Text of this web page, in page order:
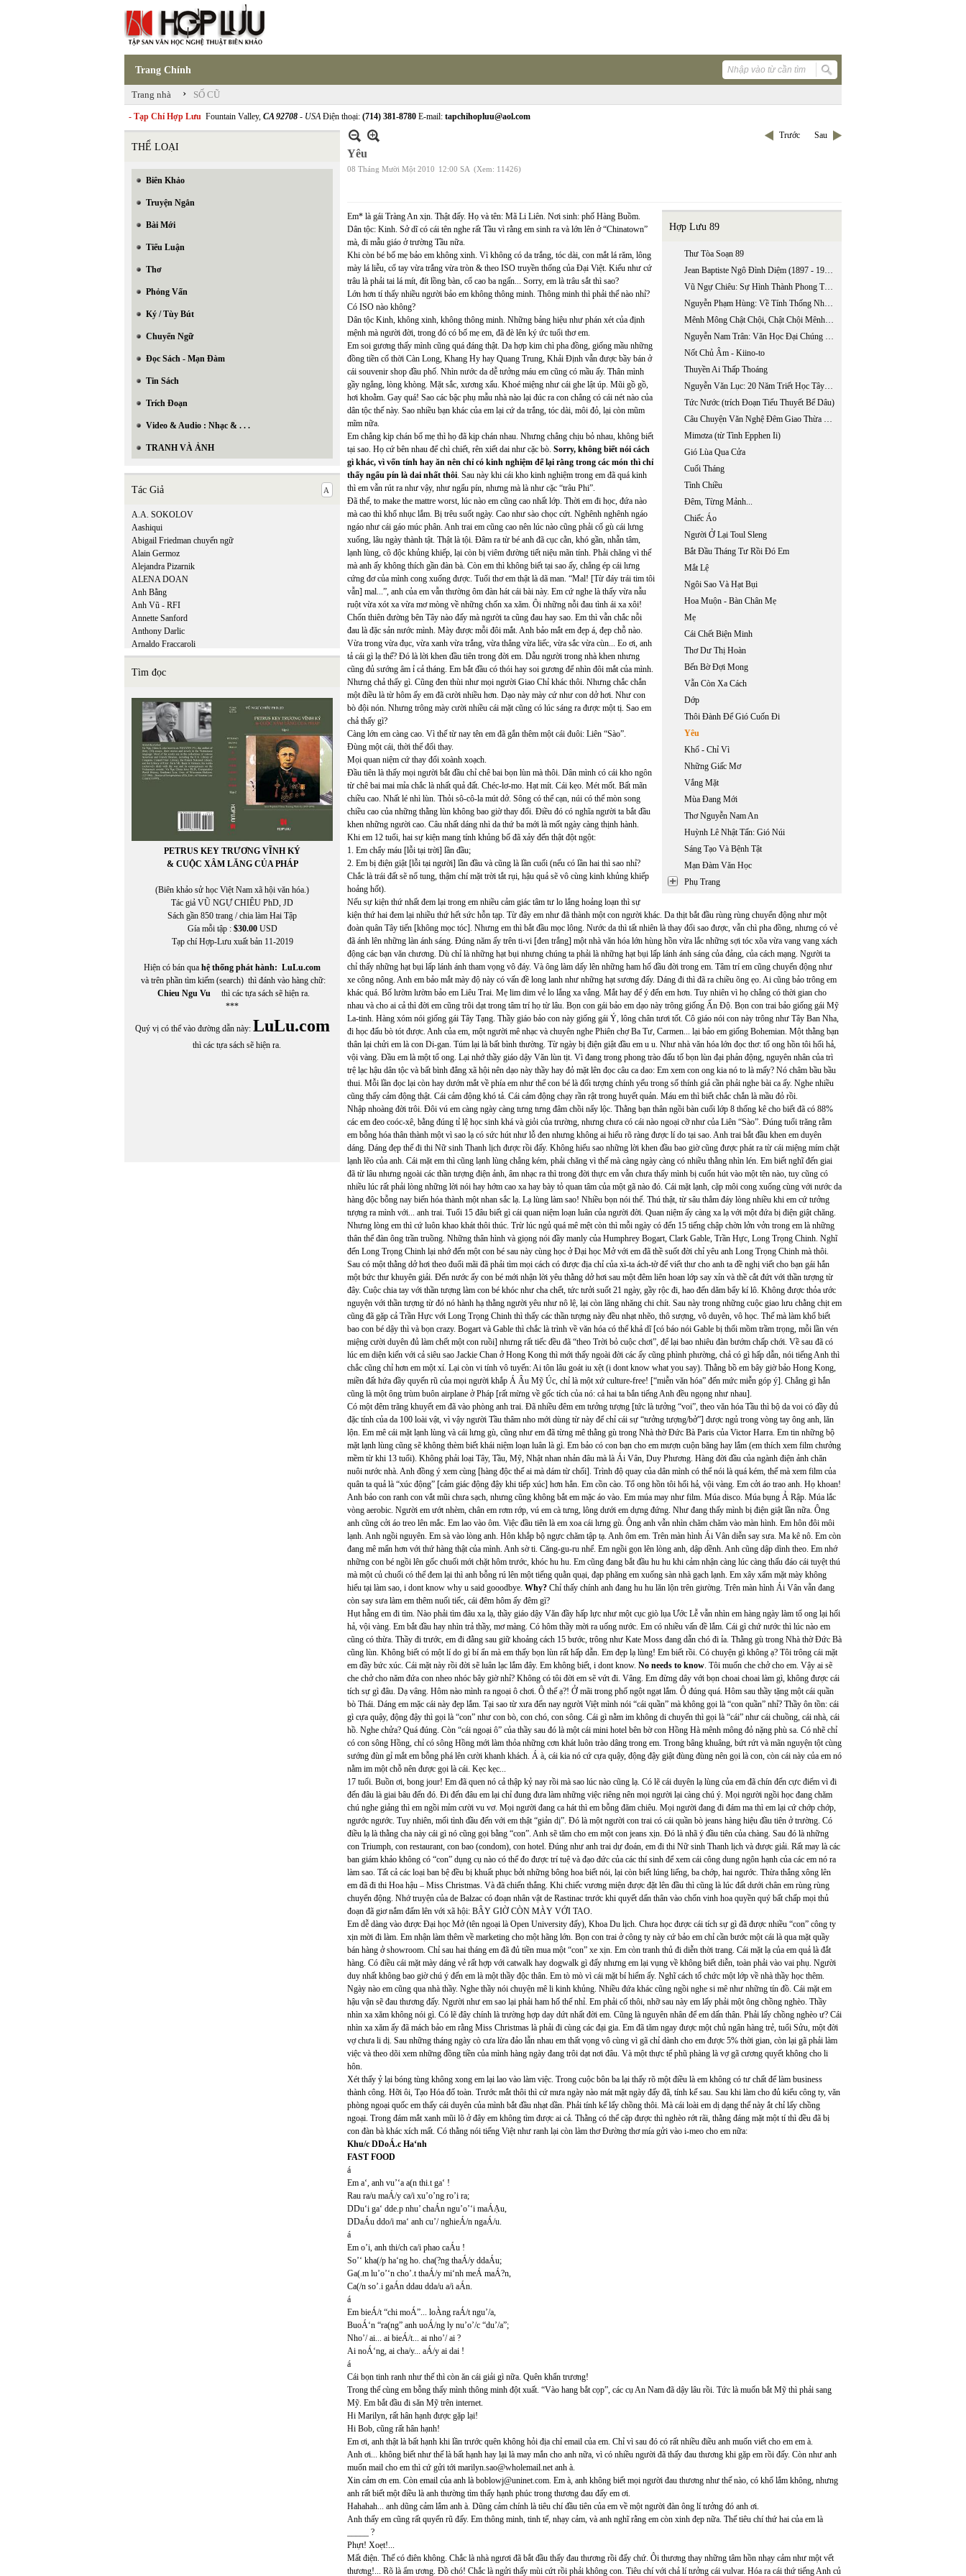
Trang Chính
Trang nhà › SỐ CŨ
- Tạp Chí Hợp Lưu Fountain Valley, CA 92708 - USAĐiện thoại: (714) 381-8780 E-mail: tapchihopluu@aol.com
THỂ LOẠI
Biên Khảo
Truyện Ngắn
Bài Mới
Tiểu Luận
Thơ
Phỏng Vấn
Ký / Tùy Bút
Chuyển Ngữ
Đọc Sách - Mạn Đàm
Tin Sách
Trích Đoạn
Video & Audio : Nhạc & . . .
TRANH VÀ ẢNH
Tác Giả
A.A. SOKOLOV
Aashiqui
Abigail Friedman chuyển ngữ
Alain Germoz
Alejandra Pizarnik
ALENA DOAN
Anh Bằng
Anh Vũ - RFI
Annette Sanford
Anthony Darlic
Arnaldo Fraccaroli
Tìm đọc
PETRUS KEY TRƯƠNG VĨNH KÝ
& CUỘC XÂM LĂNG CỦA PHÁP
(Biên khảo sử học Việt Nam xã hội văn hóa.)
Tác giả VŨ NGỰ CHIÊU PhD, JD
Sách gần 850 trang / chia làm Hai Tập
Gía mỗi tập : $30.00USD
Tạp chí Hợp-Lưu xuất bản 11-2019
Hiện có bán qua hệ thống phát hành: LuLu.com
và trên phần tìm kiếm (search) thì đánh vào hàng chữ:
Chieu Ngu Vu thì các tựa sách sẽ hiện ra.
***
Quý vị có thể vào đường dẫn này: LuLu.com
thì các tựa sách sẽ hiện ra.
Trước Sau
Yêu
08 Tháng Mười Một 2010 12:00 SA (Xem: 11426)
Hợp Lưu 89
Thư Tòa Soạn 89
Jean Baptiste Ngô Đình Diệm (1897 - 1963): Thời Kỳ Chưa Nắm Quyền, 1897-1954 (phần 2)
Vũ Ngự Chiêu: Sự Hình Thành Phong Trào Quốc Gia Mới: Từ “trung Quân” Sang “ái Quốc”
Nguyễn Phạm Hùng: Về Tính Thống Nhất Giữa Văn Học Triều Tây Sơn Và Văn Học Triều Nguyễn
Mênh Mông Chật Chội, Chật Chội Mênh Mông
Nguyễn Nam Trân: Văn Học Đại Chúng Nhật Bản Hiện Đại: Tiểu Thuyết Trinh Thám Và Khoa Học Giả Tưởng
Nốt Chủ Âm - Kiino-to
Thuyền Ai Thấp Thoáng
Nguyễn Văn Lục: 20 Năm Triết Học Tây Phương Ở Miền Nam Việt Nam 1955 - 1975
Tức Nước (trích Đoạn Tiểu Thuyết Bể Dâu)
Câu Chuyện Văn Nghệ Đêm Giao Thừa Với Nhà Thơ Lê Đạt
Mimơza (từ Tình Epphen Ii)
Gió Lùa Qua Cửa
Cuối Tháng
Tình Chiều
Đêm, Từng Mảnh...
Chiếc Áo
Người Ở Lại Toul Sleng
Bắt Đầu Tháng Tư Rồi Đó Em
Mắt Lệ
Ngôi Sao Và Hạt Bụi
Hoa Muộn - Bàn Chân Mẹ
Mẹ
Cái Chết Biện Minh
Thơ Dư Thị Hoàn
Bến Bờ Đợi Mong
Vẫn Còn Xa Cách
Dớp
Thôi Đành Để Gió Cuốn Đi
Yêu
Khổ - Chỉ Vì
Những Giấc Mơ
Vắng Mặt
Mùa Đang Mới
Thơ Nguyễn Nam An
Huỳnh Lê Nhật Tấn: Gió Núi
Sáng Tạo Và Bệnh Tật
Mạn Đàm Văn Học
Phụ Trang
Em* là gái Tràng An xịn. Thật đấy. Họ và tên: Mã Li Liên. Nơi sinh: phố Hàng Buồm.
Dân tộc: Kinh. Sở dĩ có cái tên nghe rất Tầu vì rằng em sinh ra và lớn lên ở “Chinatown”
mà, đi mẫu giáo ở trường Tầu nữa.
Khi còn bé bố mẹ bảo em không xinh. Vì không có da trắng, tóc dài, con mắt lá răm, lông
mày lá liễu, cổ tay vừa trắng vừa tròn & theo ISO truyền thống của Đại Việt. Kiểu như cứ
trâu là phải tai lá mít, đít lồng bàn, cổ cao ba ngấn... Sorry, em là trâu sắt thì sao?
Lớn hơn tí thấy nhiều người bảo em không thông minh. Thông minh thì phải thế nào nhỉ?
Có ISO nào không?
Dân tộc Kinh, không xinh, không thông minh. Những bảng hiệu như phán xét của định
mệnh mà người đời, trong đó có bố mẹ em, đã đè lên ký ức tuổi thơ em.
Em soi gương thấy mình cũng quá đáng thật. Da hợp kim chì pha đồng, giống mầu những
đồng tiền cổ thời Càn Long, Khang Hy hay Quang Trung, Khải Định vẫn được bầy bán ở
cái souvenir shop đầu phố. Nhìn nước da dễ tưởng máu em cũng có mầu ấy. Thân mình
gầy ngẳng, lòng khòng. Mặt sắc, xương xẩu. Khoé miệng như cái ghe lật úp. Mũi gồ gồ,
hơi khoằm. Gay quá! Sao các bậc phụ mẫu nhà nào lại đúc ra con chẳng có cái nét nào của
dân tộc thế này. Sao nhiều bạn khác của em lại cứ da trắng, tóc dài, môi đỏ, lại còn mũm
mĩm nữa.
Em chẳng kịp chán bố mẹ thì họ đã kịp chán nhau. Nhưng chẳng chịu bỏ nhau, không biết
tại sao. Họ cứ bên nhau để chì chiết, rên xiết dai như cặc bò. Sorry, không biết nói cách
gì khác, vì vốn tính hay ăn nên chỉ có kinh nghiệm để lại rằng trong các món thì chỉ
thấy ngẩu pín là dai nhất thôi. Sau này khi cái kho kinh nghiệm trong em đã quá kinh
thì em vẫn rút ra như vậy, như ngẩu pín, nhưng mà là như cặc “trâu Phi”.
Đã thế, to make the mattre worst, lúc nào em cũng cao nhất lớp. Thời em đi học, đứa nào
mà cao thì khổ nhục lắm. Bị trêu suốt ngày. Cao như sào chọc cứt. Nghênh nghênh ngáo
ngáo như cái gáo múc phân. Anh trai em cũng cao nên lúc nào cũng phải cố gù cái lưng
xuống, lâu ngày thành tật. Thật là tội. Đâm ra từ bé anh đã cục cằn, khó gần, nhẫn tâm,
lạnh lùng, cô độc khủng khiếp, lại còn bị viêm đường tiết niệu mãn tính. Phải chăng vì thế
mà anh ấy không thích gần đàn bà. Còn em thì không biết tại sao ấy, chẳng ép cái lưng
cứng đơ của mình cong xuống được. Tuổi thơ em thật là dã man. “Mal! [Từ đáy trái tim tôi
vẫn] mal...”, anh của em vẫn thường ôm đàn hát cái bài này. Em cứ nghe là thấy vừa nẫu
ruột vừa xót xa vừa mơ mòng về những chốn xa xăm. Ôi những nỗi đau tình ái xa xôi!
Chốn thiên đường bên Tây nào đấy mà người ta cũng đau hay sao. Em thì vẫn chắc nỗi
đau là đặc sản nước mình. Mày được mỗi đôi mắt. Anh bảo mắt em đẹp á, đẹp chỗ nào.
Vừa trong vừa đục, vừa xanh vừa trắng, vừa thẳng vừa liếc, vừa sắc vừa cùn... Eo ơi, anh
tả cái gì lạ thế? Đó là lời khen đầu tiên trong đời em. Dẫu người trong nhà khen nhưng
cũng đủ sướng âm ỉ cả tháng. Em bắt đầu có thói hay soi gương để nhìn đôi mắt của mình.
Nhưng chả thấy gì. Cũng đen thùi như mọi người Giao Chỉ khác thôi. Nhưng chắc chắn
một điều là từ hôm ấy em đã cười nhiều hơn. Dạo này mày cứ như con dở hơi. Như con
bò đội nón. Nhưng trông mày cười nhiều cái mặt cũng có lúc sáng ra được một tị. Sao em
chả thấy gì?
Càng lớn em càng cao. Vì thế từ nay tên em đã gắn thêm một cái đuôi: Liên “Sào”.
Đùng một cái, thời thế đổi thay.
Mọi quan niệm cứ thay đổi xoành xoạch.
Đầu tiên là thấy mọi người bắt đầu chỉ chê bai bọn lùn mà thôi. Dân mình có cái kho ngôn
từ chê bai mai mỉa chắc là nhất quả đất. Chéc-lơ-mo. Hạt mít. Cái kẹo. Mét mốt. Bất mãn
chiều cao. Nhất lé nhì lùn. Thỏi sô-cô-la mút dở. Sông có thể cạn, núi có thể mòn song
chiều cao của những thằng lùn không bao giờ thay đổi. Điều đó có nghĩa người ta bắt đầu
khen những người cao. Câu nhất dáng nhì da thứ ba mới là mốt ngày càng thịnh hành.
Khi em 12 tuổi, hai sự kiện mang tính khủng bố đã xảy đến thật đột ngột:
1. Em chẩy máu [lỗi tại trời] lần đầu;
2. Em bị điện giật [lỗi tại người] lần đầu và cũng là lần cuối (nếu có lần hai thì sao nhỉ?
Chắc là trái đất sẽ nổ tung, thậm chí mặt trời tắt rụi, hậu quả sẽ vô cùng kinh khủng khiếp
hoảng hốt).
Nếu sự kiện thứ nhất đem lại trong em nhiều cảm giác tâm tư lo lắng hoảng loạn thì sự
kiện thứ hai đem lại nhiều thứ hết sức hỗn tạp. Từ đây em như đã thành một con người khác. Da thịt bắt đầu rùng rùng chuyển động như một
đoàn quân Tây tiến [không mọc tóc]. Nhưng em thì bắt đầu mọc lông. Nước da thì tất nhiên là thay đổi sao được, vẫn chì pha đồng, nhưng có vẻ
đã ánh lên những làn ánh sáng. Đúng năm ấy trên ti-vi [đen trắng] một nhà văn hóa lớn hùng hồn vừa lắc những sợi tóc xõa vừa vang vang xách
động các bạn văn chương. Dù chỉ là những hạt bụi nhưng chúng ta phải là những hạt bụi lấp lánh ánh sáng của đảng, của cách mạng. Người ta
chỉ thấy những hạt bụi lấp lánh ánh tham vọng vô đáy. Và ông làm dấy lên những ham hố đầu đời trong em. Tâm trí em cũng chuyển động như
xe công nông. Anh em bảo mắt mày độ này có vấn đề long lanh như những hạt sương đấy. Dáng đi thì đã ra chiều õng ẹo. Ai cũng bảo trông em
khác quá. Bố lườm lườm bảo em Liêu Trai. Mẹ lim dim vẻ lo lắng xa vắng. Mắt hay để ý đến em hơn. Tuy nhiên vì họ chẳng có thời gian cho
nhau và cho ai cả thì đời em cũng trôi dạt trong tâm trí họ từ lâu. Bọn con gái bảo em dạo này trông giống Ấn Độ. Bọn con trai bảo giống gái Mỹ
La-tinh. Hàng xóm nói giống gái Tây Tạng. Thầy giáo bảo con này giống gái Ý, lông chân tươi tốt. Cô giáo nói con này trông như Tây Ban Nha,
đi học đấu bò tót được. Anh của em, một người mê nhạc và chuyên nghe Phiên chợ Ba Tư, Carmen... lại bảo em giống Bohemian. Một thằng bạn
thân lại chửi em là con Di-gan. Túm lại là bất bình thường. Từ ngày bị điện giật đầu em u u. Như nhà văn hóa lớn đọc thơ: tổ ong hồn tôi hối hả,
vội vàng. Đầu em là một tổ ong. Lại nhớ thầy giáo dậy Văn lùn tịt. Vì đang trong phong trào đấu tố bọn lùn đại phản động, nguyên nhân của trì
trệ lạc hậu dân tộc và bất bình đẳng xã hội nên dạo này thầy hay đỏ mặt lên đọc câu ca dao: Em xem con ong kia nó to là mấy? Nó châm bầu bầu
thui. Mỗi lần đọc lại còn hay dướn mắt về phía em như thể con bé là đối tượng chính yếu trong số thính giả cần phải nghe bài ca ấy. Nghe nhiều
cũng thấy cảm động thật. Cái cảm động khó tả. Cái cảm động chạy rần rật trong huyết quản. Máu em thì biết chắc chắn là mầu đỏ rồi.
Nhập nhoàng đời trôi. Đôi vú em càng ngày càng tưng tưng đâm chồi nẩy lộc. Thằng bạn thân ngồi bàn cuối lớp 8 thống kê cho biết đã có 88%
các em đeo coóc-xê, bằng đúng tỉ lệ học sinh khá và giỏi của trường, nhưng chưa có cái nào ngoại cỡ như của Liên “Sào”. Đúng tuổi trăng rằm
em bỗng hóa thân thành một vì sao lạ có sức hút như lỗ đen nhưng không ai hiểu rõ ràng được lí do tại sao. Anh trai bắt đầu khen em duyên
dáng. Dáng đẹp thế đi thi Nữ sinh Thanh lịch được rồi đấy. Không hiểu sao những lời khen đầu bao giờ cũng được phát ra từ cái miệng mím chặt
lạnh lẽo của anh. Cái mặt em thì cũng lạnh lùng chẳng kém, phải chăng vì thế mà càng ngày càng có nhiều thằng nhìn lén. Em biết nghĩ đến giai
đã từ lâu nhưng ngoài các thần tượng điện ảnh, âm nhạc ra thì trong đời thực em vẫn chưa thấy mình bị cuốn hút vào một tên nào, tuy cũng có
nhiều lúc rất phải lòng những lời nói hay hớm cao xa hay bày tỏ quan tâm của một gã nào đó. Cái mặt lạnh, cặp môi cong xuống cùng với nước da
hàng độc bỗng nay biến hóa thành một nhan sắc lạ. Lạ lùng làm sao! Nhiều bọn nói thế. Thú thật, từ sâu thẳm đáy lòng nhiều khi em cứ tưởng
tượng ra mình với... anh trai. Tuổi 15 đâu biết gì cái quan niệm loạn luân của người đời. Quan niệm ấy càng xa lạ với một đứa bị điện giật chăng.
Nhưng lòng em thì cứ luôn khao khát thôi thúc. Trừ lúc ngủ quá mê mệt còn thì mỗi ngày có đến 15 tiếng chập chờn lởn vởn trong em là những
thân thể đàn ông trần truồng. Những thân hình và giọng nói đầy manly của Humphrey Bogart, Clark Gable, Trần Hực, Long Trọng Chinh. Nghĩ
đến Long Trọng Chinh lại nhớ đến một con bé sau này cùng học ở Đại học Mở với em đã thề suốt đời chỉ yêu anh Long Trọng Chinh mà thôi.
Sau có một thằng dở hơi theo đuổi mãi đã phải tìm mọi cách có được địa chỉ của xì-ta ách-tờ để viết thư cho anh ta đề nghị viết cho bạn gái hắn
một bức thư khuyên giải. Đến nước ấy con bé mới nhận lời yêu thằng dở hơi sau một đêm liên hoan lớp say xỉn và thề cắt đứt với thần tượng từ
đây. Cuộc chia tay với thần tượng làm con bé khóc như cha chết, tức tưởi suốt 21 ngày, gầy rộc đi, hao đến dăm bẩy kí lô. Không được thỏa ước
nguyện với thần tượng từ đó nó hành hạ thằng người yêu như nô lệ, lại còn lăng nhăng chi chít. Sau này trong những cuộc giao lưu chằng chịt em
cũng đã gặp cả Trần Hực với Long Trọng Chinh thì thấy các thần tượng này đều nhạt nhẽo, thô sượng, vô duyên, vô học. Thế mà làm khổ biết
bao con bé dậy thì và bọn crazy. Bogart và Gable thì chắc là trình về văn hóa có thể khả dĩ [có báo nói Gable bị thối mồm trầm trọng, mỗi lần vén
miệng cười duyên đủ làm chết một con ruồi] nhưng rất tiếc đều đã “theo Trời bỏ cuộc chơi”, để lại bao nhiêu đàn bướm chấp chới. Về sau đã có
lúc em diện kiến với cả siêu sao Jackie Chan ở Hong Kong thì mới thấy ngoài đời các ấy cũng phình phường, chả có gì hấp dẫn, nói tiếng Anh thì
chắc cũng chỉ hơn em một xí. Lại còn vi tính vô tuyến: Ai tôn lâu goát iu xệt (i dont know what you say). Thằng bồ em bây giờ bảo Hong Kong,
miền đất hứa đầy quyến rũ của mọi người khắp Á Âu Mỹ Úc, chỉ là một xứ culture-free! [“miễn văn hóa” đến mức miễn góp ý]. Chẳng gì hắn
cũng là một ông trùm buôn airplane ở Pháp [rất mừng về gốc tích của nó: cả hai ta bắn tiếng Anh đều ngọng như nhau].
Có một đêm trăng khuyết em đã vào phòng anh trai. Đã nhiều đêm em tưởng tượng [tức là tưởng “voi”, theo văn hóa Tầu thì bộ da voi có đầy đủ
đặc tính của da 100 loài vật, vì vậy người Tầu thâm nho mới dùng từ này để chỉ cái sự “tưởng tượng/bở”] được ngủ trong vòng tay ông anh, lăn
lộn. Em mê cái mặt lạnh lùng và cái lưng gù, cũng như em đã từng mê thằng gù trong Nhà thờ Đức Bà Paris của Victor Harra. Em tin những bộ
mặt lạnh lùng cũng sẽ không thèm biết khái niệm loạn luân là gì. Em bảo có con bạn cho em mượn cuộn băng hay lắm (em thích xem film chưởng
mềm từ khi 13 tuổi). Không phải loại Tây, Tầu, Mỹ, Nhật nhan nhản đâu mà là Ái Vân, Duy Phương. Hàng đời đầu của ngành điện ảnh chăn
nuôi nước nhà. Anh đồng ý xem cùng [hàng độc thế ai mà dám từ chối]. Trình độ quay của dân mình có thể nói là quá kém, thế mà xem film của
quân ta quả là “xúc động” [cảm giác động đậy khi tiếp xúc] hơn hẳn. Em cồn cào. Tổ ong hồn tôi hối hả, vội vàng. Em cởi áo trao anh. Họ khoan!
Anh bảo con ranh con vắt mũi chưa sạch, nhưng cũng không bắt em mặc áo vào. Em múa may như film. Múa disco. Múa bụng Ả Rập. Múa lắc
vòng aerobic. Người em ướt nhèm, chân em rơm rớp, vú em cà tưng, lông dưới em dựng đứng. Như đang thấy mình bị điện giật lần nữa. Ông
anh cũng cởi áo treo lên mắc. Em lao vào ôm. Việc đầu tiên là em xoa cái lưng gù. Ông anh vẫn nhìn chăm chăm vào màn hình. Em hôn đôi môi
lạnh. Anh ngồi nguyên. Em sà vào lòng anh. Hôn khắp bộ ngực chăm tập tạ. Anh ôm em. Trên màn hình Ái Vân diễn say sưa. Ma kê nô. Em còn
đang mê mẩn hơn với thứ hàng thật của mình. Anh sờ ti. Căng-gu-ru nhể. Em ngồi gọn lên lòng anh, dập dềnh. Anh cũng dập dình theo. Em nhớ
những con bé ngồi lên gốc chuối mới chặt hôm trước, khóc hu hu. Em cũng đang bắt đầu hu hu khi cảm nhận càng lúc càng thấu đáo cái tuyệt thú
mà một củ chuối có thể đem lại thì anh bỗng rú lên một tiếng quằn quại, đạp phăng em xuống sàn nhà gạch lạnh. Em xây xẩm mặt mày không
hiểu tại làm sao, i dont know why u said gooodbye. Why? Chỉ thấy chính anh đang hu hu lăn lộn trên giường. Trên màn hình Ái Vân vẫn đang
còn say sưa làm em thêm nuối tiếc, cái đêm hôm ấy đêm gì?
Hụt hẫng em đi tìm. Nào phải tìm đâu xa lạ, thầy giáo dậy Văn đầy hấp lực như một cục giò lụa Ước Lễ vẫn nhìn em hàng ngày làm tổ ong lại hối
hả, vội vàng. Em bắt đầu hay nhìn trả thầy, mơ màng. Có hôm thầy mời ra uống nước. Em có nhiều vấn đề lắm. Cái gì chứ nước thì lúc nào em
cũng có thừa. Thầy đi trước, em đi đằng sau giữ khoảng cách 15 bước, trông như Kate Moss đang dẫn chó đi ỉa. Thằng gù trong Nhà thờ Đức Bà
cũng lùn. Không biết có một lí do gì bí ẩn mà em thấy bọn lùn rất hấp dẫn. Em đẹp lạ lùng! Em biết rồi. Có chuyện gì không ạ? Tôi trông cái mặt
em đầy bức xúc. Cái mặt này rồi đời sẽ luân lạc lắm đây. Em không biết, i dont know. No needs to know. Tôi muốn che chở cho em. Vậy ai sẽ
che chở cho năm đứa con nheo nhóc bây giờ nhỉ? Không có tôi đời em sẽ vứt đi. Vâng. Em đừng dây với bọn choai choai làm gì, không được cái
tích sự gì đâu. Dạ vâng. Hôm nào mình ra ngoại ô chơi. Ô thế ạ?! Ở mãi trong phố ngột ngạt lắm. Ô đúng quá. Hôm sau thầy tặng một cái quần
bò Thái. Dáng em mặc cái này đẹp lắm. Tại sao từ xưa đến nay người Việt mình nói “cái quần” mà không gọi là “con quần” nhỉ? Thầy ôn tồn: cái
gì cựa quậy, động đậy thì gọi là “con” như con bò, con chó, con sông. Cái gì nằm im không di chuyển thì gọi là “cái” như cái chuồng, cái nhà, cái
hồ. Nghe chửa? Quá đúng. Còn “cái ngoại ô” của thầy sau đó là một cái mini hotel bên bờ con Hồng Hà mênh mông đỏ nặng phù sa. Có nhẽ chỉ
có con sông Hồng, chỉ có sông Hồng mới làm thỏa những cơn khát luôn trào dâng trong em. Trong bâng khuâng, bứt rứt và mãn nguyện tột cùng
sướng đùn gỉ mắt em bỗng phá lên cười khanh khách. Á à, cái kia nó cứ cựa quậy, động đậy giật đùng đùng nên gọi là con, còn cái này của em nó
nằm im một chỗ nên được gọi là cái. Kẹc kẹc...
17 tuổi. Buồn ơi, bong jour! Em đã quen nó cả thập kỷ nay rồi mà sao lúc nào cũng lạ. Có lẽ cái duyên lạ lùng của em đã chín đến cực điểm vì đi
đến đâu là giai bâu đến đó. Đi đến đâu em lại chỉ đung đưa làm những việc riêng nên mọi người lại càng chú ý. Mọi người ngồi học đang chăm
chú nghe giảng thì em ngồi mỉm cười vu vơ. Mọi người đang ca hát thì em bỗng đăm chiêu. Mọi người đang đi đám ma thì em lại cứ chớp chớp,
ngước ngước. Tuy nhiên, mối tình đầu đến với em thật “giản dị”. Đó là một người con trai có cái quần bò jeans hàng hiệu đầu tiên ở trường. Có
điều lạ là thằng cha này cái gì nó cũng gọi bằng “con”. Anh sẽ tăm cho em một con jeans xịn. Đó là nhã ý đầu tiên của chàng. Sau đó là những
con Triumph, con restaurant, con bao (condom), con hotel. Đúng như anh trai dự đoán, em đi thi Nữ sinh Thanh lịch và được giải. Rất may là các
ban giám khảo không có “con” dụng cụ nào có thể đo được trí tuệ và đạo đức của các thí sinh để xem cái công dung ngôn hạnh của các em nó ra
làm sao. Tất cả các loại ban bệ đều bị khuất phục bởi những bông hoa biết nói, lại còn biết lúng liếng, ba chớp, hai ngước. Thừa thắng xông lên
em đã đi thi Hoa hậu – Miss Christmas. Và đã chiến thắng. Khi chiếc vương miện được đặt lên đầu thì cũng là lúc đất dưới chân em rùng rùng
chuyển động. Nhớ truyện của de Balzac có đoạn nhân vật de Rastinac trước khi quyết dấn thân vào chốn vinh hoa quyền quý bất chấp mọi thủ
đoạn đã giơ nắm đấm lên với xã hội: BÂY GIỜ CÒN MÀY VỚI TAO.
Em dễ dàng vào được Đại học Mở (tên ngoại là Open University đấy), Khoa Du lịch. Chưa học được cái tích sự gì đã được nhiều “con” công ty
xịn mời đi làm. Em nhận làm thêm về marketing cho một hãng lớn. Bọn con trai ở công ty này cứ bảo em chỉ cần bước một cái là qua mặt quầy
bán hàng ở showroom. Chỉ sau hai tháng em đã đủ tiền mua một “con” xe xịn. Em còn tranh thủ đi diễn thời trang. Cái mặt lạ của em quả là đắt
hàng. Có điều cái mặt mày dáng vẻ rất hợp với catwalk hay dogwalk gì đấy nhưng em lại vụng về không biết diễn, toàn phải vào vai phụ. Người
duy nhất không bao giờ chú ý đến em là một thầy độc thân. Em tò mò vì cái mặt bí hiểm ấy. Nghĩ cách tổ chức một lớp về nhà thầy học thêm.
Ngày nào em cũng qua nhà thầy. Nghe thầy nói chuyện mê li kinh khủng. Nhiều đứa khác cũng ngồi nghe si mê như những tín đồ. Cái mặt em
hậu vận sẽ đau thương đấy. Người như em sao lại phải ham hố thế nhỉ. Em phải cố thôi, nhỡ sau này em lấy phải một ông chồng nghèo. Thầy
nhìn xa xăm không nói gì. Có lẽ đây chính là trường hợp day dứt nhất đời em. Cũng là nguyên nhân để em dấn thân. Phải lấy chồng nghèo ư? Cái
nhìn xa xăm ấy đã mách bảo em rằng Miss Christmas là phải đi cùng các đại gia. Em đã tăm ngay được một chủ ngân hàng trẻ, tuổi Sửu, một đời
vợ chưa li dị. Sau những tháng ngày cò cưa lừa đảo lẫn nhau em thất vọng vô cùng vì gã chỉ dành cho em được 5% thời gian, còn lại gã phải làm
việc và theo dõi xem những đồng tiền của mình hàng ngày đang trôi dạt nơi đâu. Và một thực tế phũ phàng là vợ gã cương quyết không cho li
hôn.
Xét thấy ỷ lại bóng tùng không xong em lại lao vào làm việc. Trong cuộc bôn ba lại thấy rõ một điều là em không có tư chất để làm business
thành công. Hỡi ôi, Tạo Hóa đố toàn. Trước mắt thôi thì cứ mưa ngày nào mát mặt ngày đấy đã, tính kế sau. Sau khi làm cho đủ kiểu công ty, văn
phòng ngoại quốc em thấy cái duyên của mình bắt đầu nhạt dần. Phải tính kế lấy chồng thôi. Mà cái loài em dị dạng thế này ắt chỉ lấy chồng
ngoại. Trong đám mắt xanh mũi lõ ở đây em không tìm được ai cả. Thằng có thể cặp được thì nghèo rớt rãi, thằng đáng mặt một tí thì đều đã bị
con đàn bà khác xích mất. Có thằng nói tiếng Việt như ranh lại còn làm thơ Đường thơ mía gửi vào i-meo cho em nữa:
Khu/c DDoÁ.c Ha‘nh
FAST FOOD
á
Em a‘, anh vu’‘a a(n thi.t ga‘ !
Rau ra/u maÁ/y ca/i xu’o’ng ro’i ra;
DDu‘i ga‘ dde.p nhu’ chaÁn ngu’o’‘i maÁẠu,
DDaÁu ddo/i ma‘ anh cu’/ nghieÁ/n ngaÁ/u.
á
Em o’i, anh thi/ch ca/i phao caÁu !
So’‘ kha(/p ha‘ng ho. cha(?ng thaÁ/y ddaÁu;
Ga(.m lu’o’‘n cho’.t thaÁ/y mi‘nh meÁ maÁ?n,
Ca(/n so’.i gaÁn ddau dda/u a/i aÁn.
á
Em bieÁ/t “chi moÁ”... loÀng raÁ/t ngu’/a,
BuoÁ‘n “ra(ng” anh uoÁ/ng ly nu’o’/c “du’/a”;
Nho’/ ai... ai bieÁ/t... ai nho’/ ai ?
Ai noÁ‘ng, ai cha/y... aÁ/y ai dai !
á
Cái bọn tinh ranh như thế thì còn ăn cái giải gì nữa. Quên khẩn trương!
Trong thế cùng em bỗng thấy mình thông minh đột xuất. “Vào hang bắt cọp”, các cụ An Nam đã dậy lâu rồi. Tức là muốn bắt Mỹ thì phải sang
Mỹ. Em bắt đầu đi săn Mỹ trên internet.
Hi Marilyn, rất hân hạnh được gặp lại!
Hi Bob, cũng rất hân hạnh!
Em ơi, anh thật là bất hạnh khi lần trước quên không hỏi địa chỉ email của em. Chỉ vì sau đó có rất nhiều điều anh muốn viết cho em em à.
Anh ơi... không biết như thế là bất hạnh hay lại là may mắn cho anh nữa, vì có nhiều người đã thấy đau thương khi gặp em rồi đấy. Còn như anh
muốn mail cho em thì cứ gửi tới marilyn.sao@wholemail.netanh à.
Xin cảm ơn em. Còn email của anh là boblowj@uninet.com. Em à, anh không biết mọi người đau thương như thế nào, có khổ lắm không, nhưng
anh rất biết một điều là anh thường tìm thấy hạnh phúc trong thương đau đấy em ơi.
Hahahah... anh dũng cảm lắm anh à. Dũng cảm chính là tiêu chí đầu tiên của em về một người đàn ông lí tưởng đó anh ơi.
Anh thấy em cũng rất quyến rũ đấy. Em thông minh, tinh tế, nhạy cảm, và anh nghĩ rằng em còn xinh đẹp nữa. Thế tiêu chí thứ hai của em là
_____ ?
Phựt! Xoẹt!...
Mất điện. Thế có điên không. Chắc là nhà ngươi đã bắt đầu thấy đau thương rồi đấy chứ. Ôi thương thay những tâm hồn nhạy cảm như một vết
thương!... Rõ là ẩm ương. Đồ chó! Chắc là ngửi thấy mùi cứt rồi phải không con. Tiêu chí với chả lí tưởng cái vulvar. Hóa ra cái thứ tiếng Anh củ